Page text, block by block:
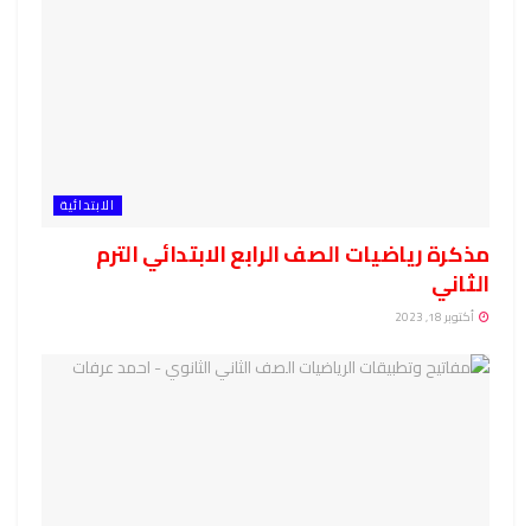
الابتدائية
مذكرة رياضيات الصف الرابع الابتدائي الترم
الثاني
أكتوبر 18, 2023